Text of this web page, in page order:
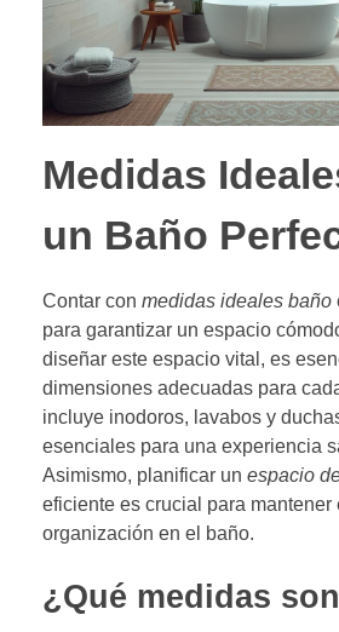
Medidas
un Baño
Contar con medidas ideales baño
para garantizar un espacio
diseñar este espacio vital, es
dimensiones adecuadas para
incluye inodoros, lavabos y
esenciales para una experiencia
Asimismo, planificar un espacio
eficiente es crucial para mantener
organización en el baño.
¿Qué medidas